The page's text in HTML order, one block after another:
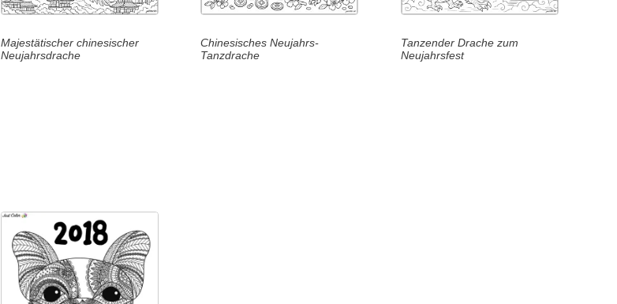
Majestätischer chinesischer
Neujahrsdrache
Chinesisches Neujahrs-
Tanzdrache
Tanzender Drache zum
Neujahrsfest